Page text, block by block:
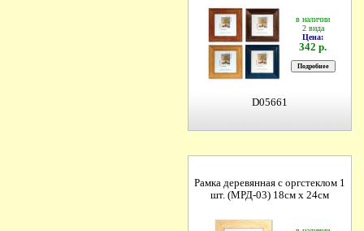
в наличии
2 вида
Цена:
342 р.
D05661
Рамка деревянная с оргстеклом 1
шт. (МРД-03) 18см х 24см